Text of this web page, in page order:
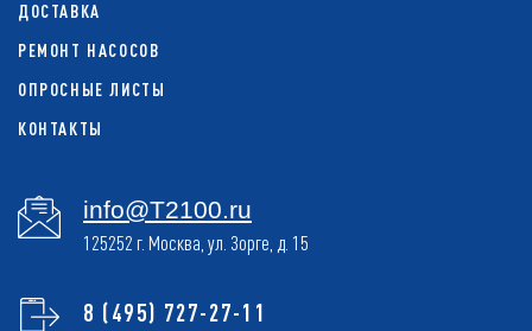
ДОСТАВКА
РЕМОНТ НАСОСОВ
ОПРОСНЫЕ ЛИСТЫ
КОНТАКТЫ
info@T2100.ru
125252 г. Москва, ул. Зорге, д. 15
8 (495) 727-27-11